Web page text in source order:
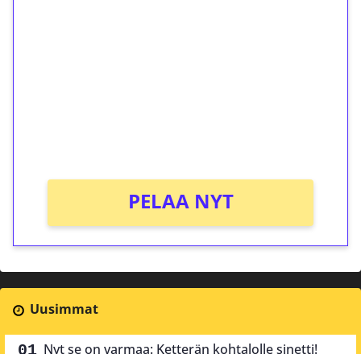
PELAA NYT
Uusimmat
Nyt se on varmaa: Ketterän kohtalolle sinetti!